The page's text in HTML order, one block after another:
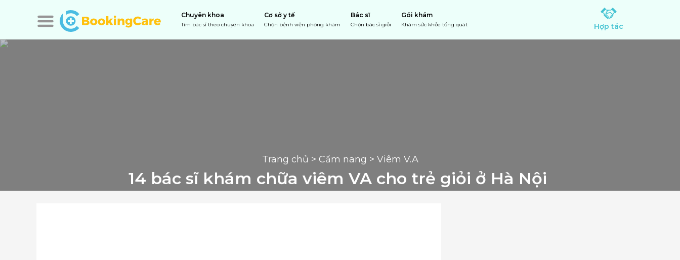
Chuyên khoa
Tìm bác sĩ theo chuyên khoa
Cơ sở y tế
Chọn bệnh viện phòng khám
Bác sĩ
Chọn bác sĩ giỏi
Gói khám
Khám sức khỏe tổng quát Hợp tác
Trang chủ > Cẩm nang > Viêm V.A